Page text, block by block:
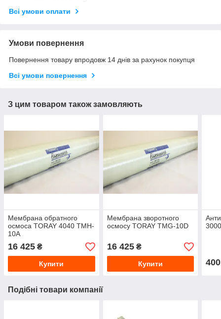
Всі умови оплати
Умови повернення
Повернення товару впродовж 14 днів за рахунок покупця
Всі умови повернення
З цим товаром також замовляють
Мембрана обратного
осмоса TORAY 4040 TMH-
10A
16 425 ₴
Купити
Мембрана зворотного
осмосу TORAY TMG-10D
16 425₴
Купити 400
Подібні товари компанії